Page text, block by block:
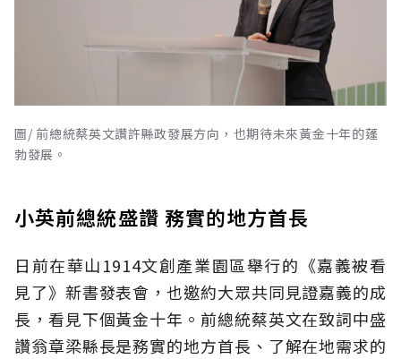
圖/ 前總統蔡英文讚許縣政發展方向，也期待未來黃金十年的蓬
勃發展。
小英前總統盛讚 務實的地方首長
日前在華山1914文創產業園區舉行的《嘉義被看
見了》新書發表會，也邀約大眾共同見證嘉義的成
長，看見下個黃金十年。前總統蔡英文在致詞中盛
讚翁章梁縣長是務實的地方首長、了解在地需求的